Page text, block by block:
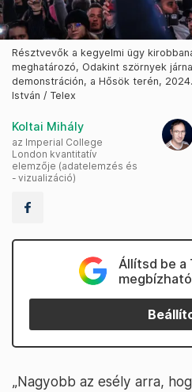
Résztvevők a kegyelmi ügy
meghatározó, Odakint szörnyek
demonstráción, a Hősök terén,
István / Telex
Koltai Mihály
az Imperial College
London kvantitatív
elemzője (adatelemzés és
- vizualizáció)
Állítsd be a
„Nagyobb az esély arra,